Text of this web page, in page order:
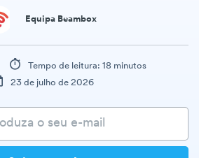
Equipa Beambox
Tempo de leitura: 18 minutos
23 de julho de 2026